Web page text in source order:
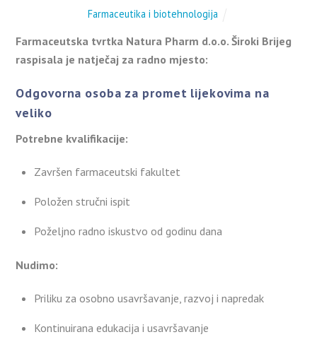
Farmaceutika i biotehnologija
Farmaceutska tvrtka Natura Pharm d.o.o. Široki Brijeg
raspisala je natječaj za radno mjesto:
Odgovorna osoba za promet lijekovima na
veliko
Potrebne kvalifikacije:
Završen farmaceutski fakultet
Položen stručni ispit
Poželjno radno iskustvo od godinu dana
Nudimo:
Priliku za osobno usavršavanje, razvoj i napredak
Kontinuirana edukacija i usavršavanje